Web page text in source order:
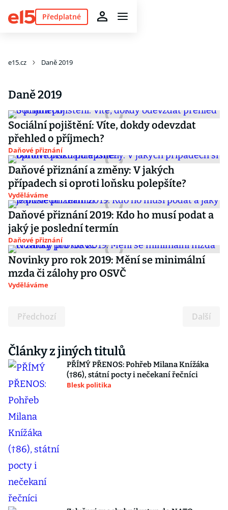
Předplatné
e15.cz Daně 2019
Daně 2019
Sociální pojištění: Víte, dokdy odevzdat
přehled o příjmech?
Daňové přiznání
Daňové přiznání a změny: V jakých
případech si oproti loňsku polepšíte?
Vyděláváme
Daňové přiznání 2019: Kdo ho musí podat a
jaký je poslední termín
Daňové přiznání
Novinky pro rok 2019: Mění se minimální
mzda či zálohy pro OSVČ
Vyděláváme
Předchozí Další
Články z jiných titulů
PŘÍMÝ PŘENOS: Pohřeb Milana Knížáka
(†86), státní pocty i nečekaní řečníci
Blesk politika